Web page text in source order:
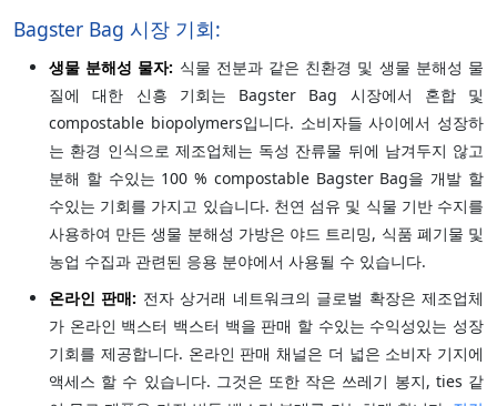
Bagster Bag 시장 기회:
생물 분해성 물자: 식물 전분과 같은 친환경 및 생물 분해성 물
질에 대한 신흥 기회는 Bagster Bag 시장에서 혼합 및
compostable biopolymers입니다. 소비자들 사이에서 성장하
는 환경 인식으로 제조업체는 독성 잔류물 뒤에 남겨두지 않고
분해 할 수있는 100 % compostable Bagster Bag을 개발 할
수있는 기회를 가지고 있습니다. 천연 섬유 및 식물 기반 수지를
사용하여 만든 생물 분해성 가방은 야드 트리밍, 식품 폐기물 및
농업 수집과 관련된 응용 분야에서 사용될 수 있습니다.
온라인 판매: 전자 상거래 네트워크의 글로벌 확장은 제조업체
가 온라인 백스터 백스터 백을 판매 할 수있는 수익성있는 성장
기회를 제공합니다. 온라인 판매 채널은 더 넓은 소비자 기지에
액세스 할 수 있습니다. 그것은 또한 작은 쓰레기 봉지, ties 같